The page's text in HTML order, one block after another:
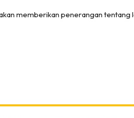
memberikan penerangan tentang